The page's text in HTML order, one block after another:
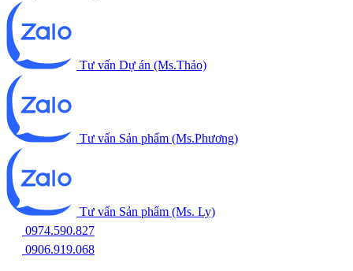
Tư vấn Dự án (Ms.Thảo)
Tư vấn Sản phẩm (Ms.Phương)
Tư vấn Sản phẩm (Ms. Ly)
0974.590.827
0906.919.068